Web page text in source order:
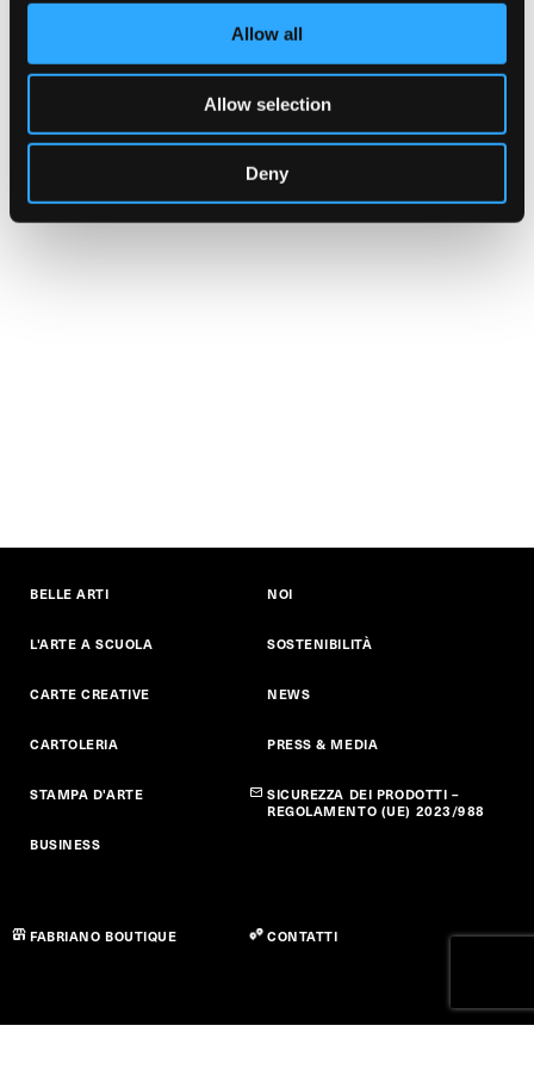
Allow all
Allow selection
Deny
Via Volta 5, Busto Arsizio
Sito Web:https://www.facebook.com/profile.php?
BELLE ARTI
L'ARTE A SCUOLA
CARTE CREATIVE
CARTOLERIA
STAMPA D'ARTE
BUSINESS
NOI
SOSTENIBILITÀ
NEWS
PRESS & MEDIA
SICUREZZA DEI PRODOTTI –
REGOLAMENTO (UE) 2023/988
FABRIANO BOUTIQUE CONTATTI